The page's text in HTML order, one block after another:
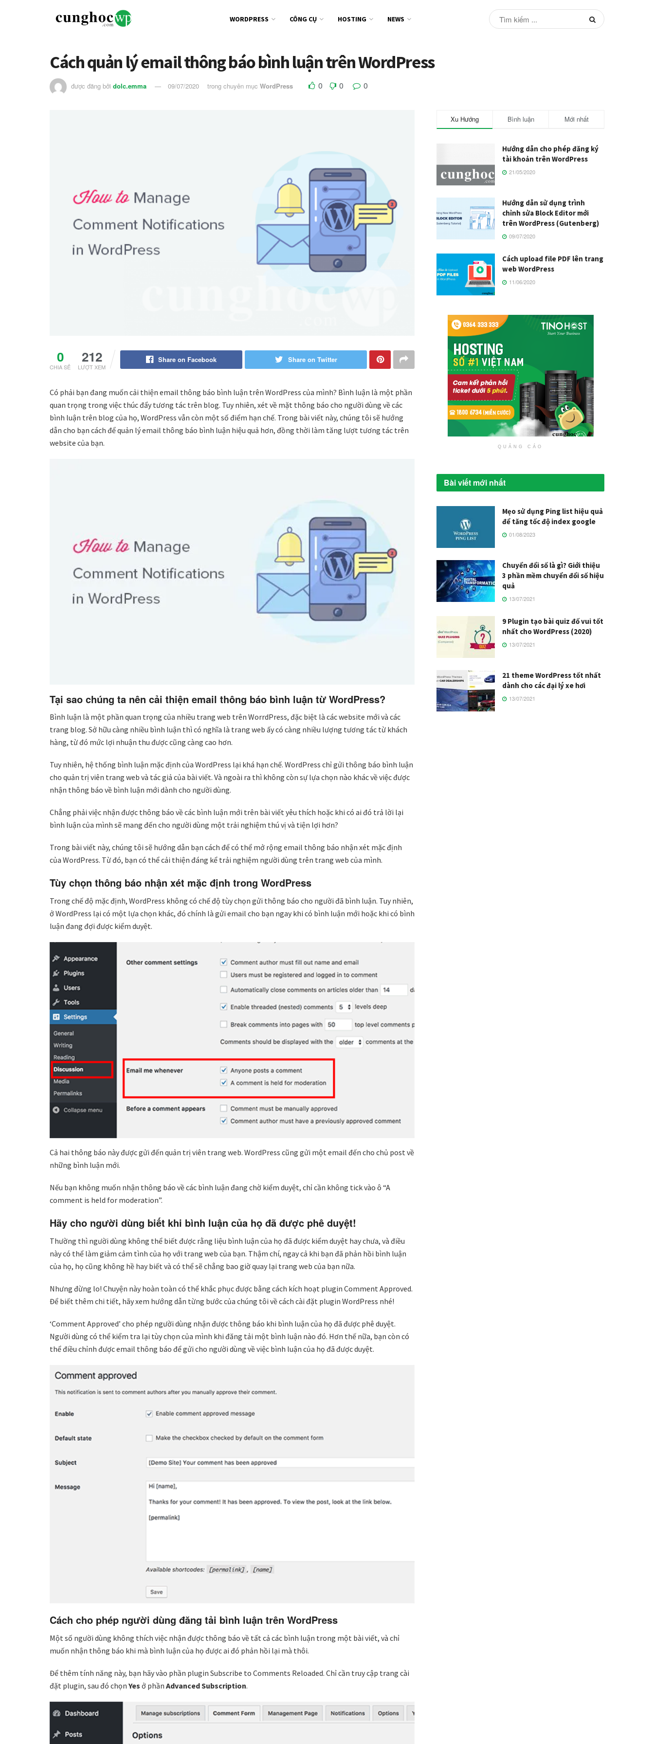
WORDPRESS CÔNG CỤ HOSTING NEWS
Cách quản lý email thông báo bình luận trên WordPress
được đăng bởi dolc.emma 09/07/2020 trong chuyên mục WordPress 0 0 0
0
CHIA SẺ
212
LƯỢT XEM
Share on Facebook Share on Twitter
Có phải bạn đang muốn cải thiện email thông báo bình luận trên WordPress của mình? Bình luận là một phần
quan trọng trong việc thúc đẩy tương tác trên blog. Tuy nhiên, xét về mặt thông báo cho người dùng về các
bình luận trên blog của họ, WordPress vẫn còn một số điểm hạn chế. Trong bài viết này, chúng tôi sẽ hướng
dẫn cho bạn cách để quản lý email thông báo bình luận hiệu quả hơn, đồng thời làm tăng lượt tương tác trên
website của bạn.
Tại sao chúng ta nên cải thiện email thông báo bình luận từ WordPress?
Bình luận là một phần quan trọng của nhiều trang web trên WorrdPress, đặc biệt là các website mới và các
trang blog. Sở hữu càng nhiều bình luận thì có nghĩa là trang web ấy có càng nhiều lượng tương tác từ khách
hàng, từ đó mức lợi nhuận thu được cũng càng cao hơn.
Tuy nhiên, hệ thống bình luận mặc định của WordPress lại khá hạn chế. WordPress chỉ gửi thông báo bình luận
cho quản trị viên trang web và tác giả của bài viết. Và ngoài ra thì không còn sự lựa chọn nào khác về việc được
nhận thông báo về bình luận mới dành cho người dùng.
Chẳng phải việc nhận được thông báo về các bình luận mới trên bài viết yêu thích hoặc khi có ai đó trả lời lại
bình luận của mình sẽ mang đến cho người dùng một trải nghiệm thú vị và tiện lợi hơn?
Trong bài viết này, chúng tôi sẽ hướng dẫn bạn cách để có thể mở rộng email thông báo nhận xét mặc định
của WordPress. Từ đó, bạn có thể cải thiện đáng kể trải nghiệm người dùng trên trang web của mình.
Tùy chọn thông báo nhận xét mặc định trong WordPress
Trong chế độ mặc định, WordPress không có chế độ tùy chọn gửi thông báo cho người đã bình luận. Tuy nhiên,
ở WordPress lại có một lựa chọn khác, đó chính là gửi email cho bạn ngay khi có bình luận mới hoặc khi có bình
luận đang đợi được kiểm duyệt.
Cả hai thông báo này được gửi đến quản trị viên trang web. WordPress cũng gửi một email đến cho chủ post về
những bình luận mới.
Nếu bạn không muốn nhận thông báo về các bình luận đang chờ kiểm duyệt, chỉ cần không tick vào ô “A
comment is held for moderation”.
Hãy cho người dùng biết khi bình luận của họ đã được phê duyệt!
Thường thì người dùng không thể biết được rằng liệu bình luận của họ đã được kiểm duyệt hay chưa, và điều
này có thể làm giảm cảm tình của họ với trang web của bạn. Thậm chí, ngay cả khi bạn đã phản hồi bình luận
của họ, họ cũng không hề hay biết và có thể sẽ chẳng bao giờ quay lại trang web của bạn nữa.
Nhưng đừng lo! Chuyện này hoàn toàn có thể khắc phục được bằng cách kích hoạt plugin Comment Approved.
Để biết thêm chi tiết, hãy xem hướng dẫn từng bước của chúng tôi về cách cài đặt plugin WordPress nhé!
‘Comment Approved’ cho phép người dùng nhận được thông báo khi bình luận của họ đã được phê duyệt.
Người dùng có thể kiểm tra lại tùy chọn của mình khi đăng tải một bình luận nào đó. Hơn thế nữa, bạn còn có
thể điều chỉnh được email thông báo để gửi cho người dùng về việc bình luận của họ đã được duyệt.
Cách cho phép người dùng đăng tải bình luận trên WordPress
Một số người dùng không thích việc nhận được thông báo về tất cả các bình luận trong một bài viết, và chỉ
muốn nhận thông báo khi mà bình luận của họ được ai đó phản hồi lại mà thôi.
Để thêm tính năng này, bạn hãy vào phần plugin Subscribe to Comments Reloaded. Chỉ cần truy cập trang cài
đặt plugin, sau đó chọn Yes ở phần Advanced Subscription.
Xu Hướng Bình luận Mới nhất
Hướng dẫn cho phép đăng ký
tài khoản trên WordPress
21/05/2020
Hướng dẫn sử dụng trình
chỉnh sửa Block Editor mới
trên WordPress (Gutenberg)
09/07/2020
Cách upload file PDF lên trang
web WordPress
11/06/2020
QUẢNG CÁO
Bài viết mới nhất
Mẹo sử dụng Ping list hiệu quả
để tăng tốc độ index google
01/08/2023
Chuyển đổi số là gì? Giới thiệu
3 phần mềm chuyển đổi số hiệu
quả
13/07/2021
9 Plugin tạo bài quiz đố vui tốt
nhất cho WordPress (2020)
13/07/2021
21 theme WordPress tốt nhất
dành cho các đại lý xe hơi
13/07/2021